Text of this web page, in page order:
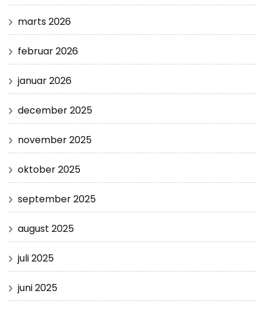
marts 2026
februar 2026
januar 2026
december 2025
november 2025
oktober 2025
september 2025
august 2025
juli 2025
juni 2025